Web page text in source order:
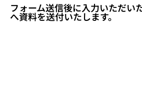
フォーム送信後に入力いただい
へ資料を送付いたします。